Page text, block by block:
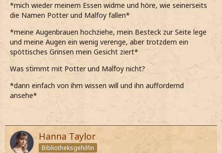
*mich wieder meinem Essen widme und höre, wie seinerseits
die Namen Potter und Malfoy fallen*
*meine Augenbrauen hochziehe, mein Besteck zur Seite lege
und meine Augen ein wenig verenge, aber trotzdem ein
spöttisches Grinsen mein Gesicht ziert*
Was stimmt mit Potter und Malfoy nicht?
*dann einfach von ihm wissen will und ihn auffordernd
ansehe*
Hanna Taylor
Bibliotheksgehilfin